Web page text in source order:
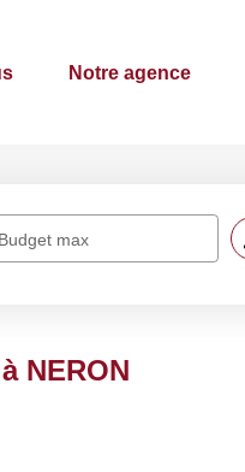
Notre agence
Budget max
NERON